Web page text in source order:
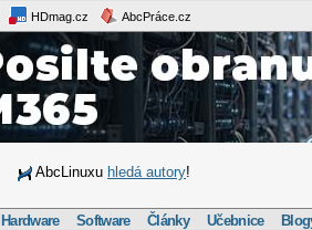
HDmag.cz AbcPráce.cz
AbcLinuxu hledá autory!
Hardware Software Články Učebnice